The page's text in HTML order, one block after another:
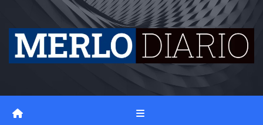
content